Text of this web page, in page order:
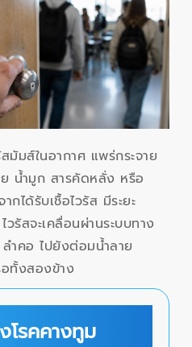
มัมส์ในอากาศ แพร่กระจาย
น้ำมูก สารคัดหลั่ง หรือ
ได้รับเชื้อไวรัส มีระยะ
รัสจะเคลื่อนผ่านระบบทาง
ำคอ ไปยังต่อมน้ำลาย
ทั้งสองข้าง
โรคคางทูม